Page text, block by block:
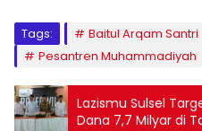
Tags: Baitul Arqam Santri
Pesantren Muhammadiyah
Lazismu Sulsel
Dana 7,7 Milyar di